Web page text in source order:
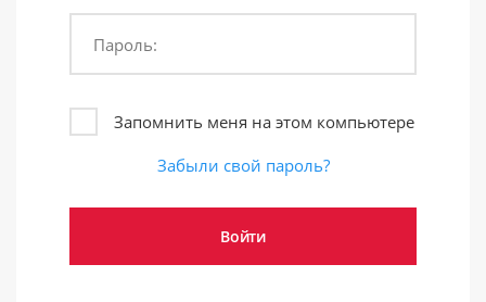
Пароль:
Запомнить меня на этом компьютере
Забыли свой пароль?